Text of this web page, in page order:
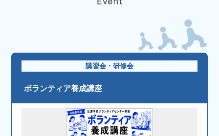
講習会・研修会
ボランティア養成講座